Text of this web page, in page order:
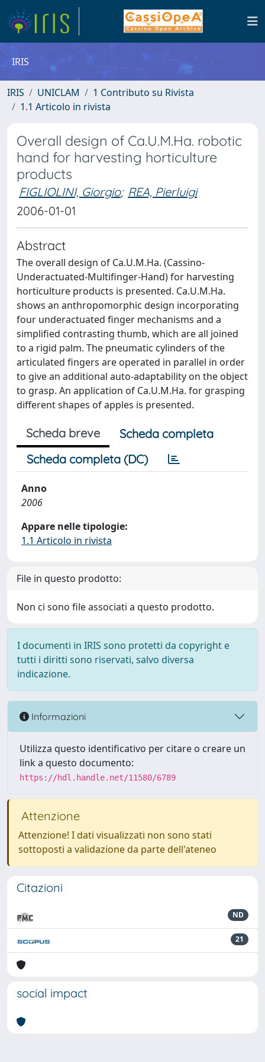
IRIS
IRIS UNICLAM
1 Contributo su Rivista
1.1 Articolo in rivista
Overall design of Ca.U.M.Ha. robotic
hand for harvesting horticulture
products
FIGLIOLINI, Giorgio; REA, Pierluigi
2006-01-01
Abstract
The overall design of Ca.U.M.Ha. (Cassino-
Underactuated-Multifinger-Hand) for harvesting
horticulture products is presented. Ca.U.M.Ha.
shows an anthropomorphic design incorporating
four underactuated finger mechanisms and a
simplified contrasting thumb, which are all joined
to a rigid palm. The pneumatic cylinders of the
articulated fingers are operated in parallel in order
to give an additional auto-adaptability on the object
to grasp. An application of Ca.U.M.Ha. for grasping
different shapes of apples is presented.
Scheda breve
Scheda completa
Scheda completa (DC)
Anno
2006
Appare nelle tipologie:
1.1 Articolo in rivista
File in questo prodotto:
Non ci sono file associati a questo prodotto.
I documenti in IRIS sono protetti da copyright e
tutti i diritti sono riservati, salvo diversa
indicazione.
Informazioni
Utilizza questo identificativo per citare o creare un
link a questo documento:
https://hdl.handle.net/11580/6789
Attenzione
Attenzione! I dati visualizzati non sono stati
sottoposti a validazione da parte dell'ateneo
Citazioni
ND
21
social impact